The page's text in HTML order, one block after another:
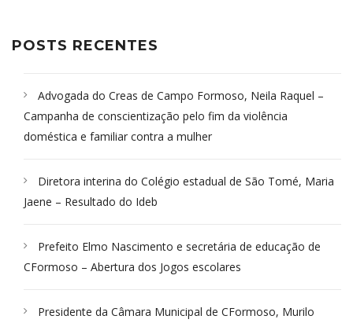
POSTS RECENTES
Advogada do Creas de Campo Formoso, Neila Raquel –
Campanha de conscientização pelo fim da violência
doméstica e familiar contra a mulher
Diretora interina do Colégio estadual de São Tomé, Maria
Jaene – Resultado do Ideb
Prefeito Elmo Nascimento e secretária de educação de
CFormoso – Abertura dos Jogos escolares
Presidente da Câmara Municipal de CFormoso, Murilo